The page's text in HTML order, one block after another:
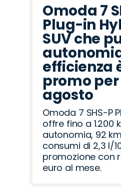
Omoda 7
Plug-in
SUV che
efficienza
promo
agosto
Omoda 7 SHS-P
offre fino a 1.200
autonomia, 92
consumi di 2,3 l/
promozione con
euro al mese.